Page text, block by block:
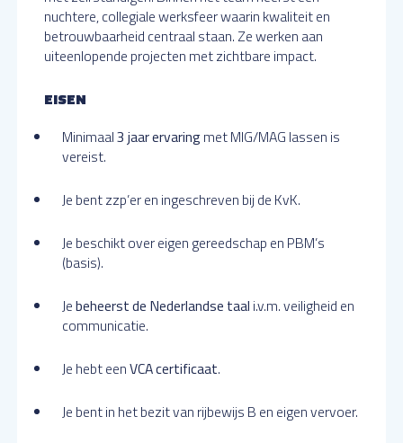
nuchtere, collegiale werksfeer waarin kwaliteit en
betrouwbaarheid centraal staan. Ze werken aan
uiteenlopende projecten met zichtbare impact.
EISEN
Minimaal3 jaar ervaringmet MIG/MAG lassen is
vereist.
Je bent zzp’er en ingeschreven bij de KvK.
Je beschikt over eigen gereedschap en PBM’s
(basis).
Jebeheerst de Nederlandse taal i.v.m. veiligheid en
communicatie.
Je hebt eenVCA certificaat.
Je bent in het bezit van rijbewijs B en eigen vervoer.